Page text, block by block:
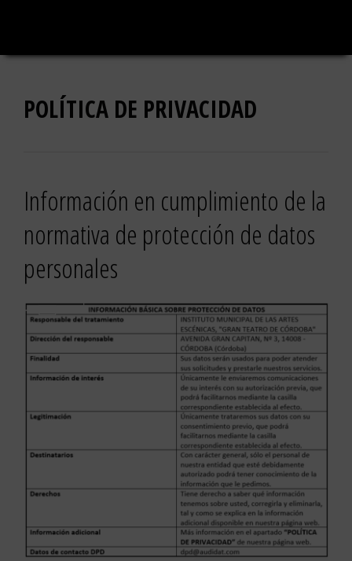
contenido
POLÍTICA DE PRIVACIDAD
Información en cumplimiento de la
normativa de protección de datos
personales